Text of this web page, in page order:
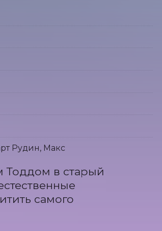
Рудин, Макс
Тоддом в старый
самого